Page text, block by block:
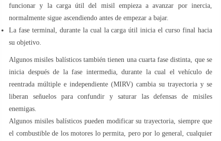
funcionar y la carga útil del misil empieza a avanzar por inercia,
normalmente sigue ascendiendo antes de empezar a bajar.
La fase terminal, durante la cual la carga útil inicia el curso final hacia
su objetivo.
Algunos misiles balísticos también tienen una cuarta fase distinta, que se
inicia después de la fase intermedia, durante la cual el vehículo de
reentrada múltiple e independiente (MIRV) cambia su trayectoria y se
liberan señuelos para confundir y saturar las defensas de misiles
enemigas.
Algunos misiles balísticos pueden modificar su trayectoria, siempre que
el combustible de los motores lo permita, pero por lo general, cualquier